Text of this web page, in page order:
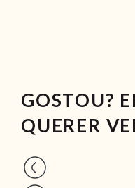
GOSTOU?
QUERER